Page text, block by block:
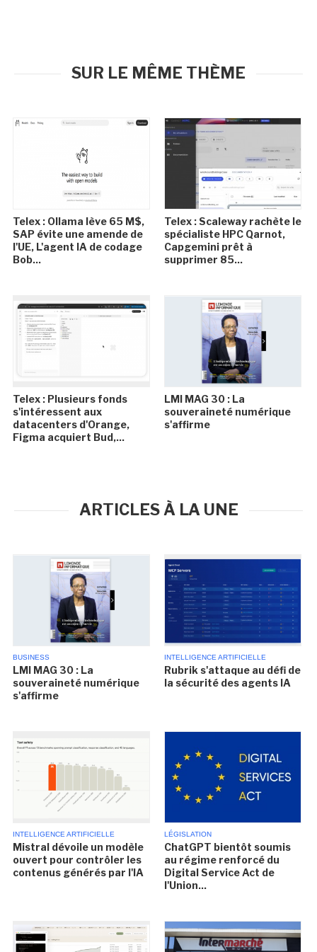
SUR LE MÊME THÈME
Telex : Ollama lève 65 M$,
SAP évite une amende de
l'UE, L'agent IA de codage
Bob...
Telex : Scaleway rachète le
spécialiste HPC Qarnot,
Capgemini prêt à
supprimer 85...
Telex : Plusieurs fonds
s'intéressent aux
datacenters d'Orange,
Figma acquiert Bud,...
LMI MAG 30 : La
souveraineté numérique
s'affirme
ARTICLES À LA UNE
BUSINESS
LMI MAG 30 : La
souveraineté numérique
s'affirme
INTELLIGENCE ARTIFICIELLE
Rubrik s'attaque au défi de
la sécurité des agents IA
INTELLIGENCE ARTIFICIELLE
Mistral dévoile un modèle
ouvert pour contrôler les
contenus générés par l'IA
LÉGISLATION
ChatGPT bientôt soumis
au régime renforcé du
Digital Service Act de
l'Union...